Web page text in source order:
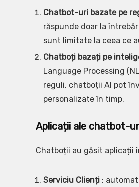
Chatbot-uri bazate pe
răspunde doar la
sunt limitate la ceea ce
Chatboți bazați pe
Language Processing
reguli, chatboții AI pot
personalizate în timp.
Aplicații ale chatbot-
Chatboții au găsit aplicații
Serviciu Clienți :